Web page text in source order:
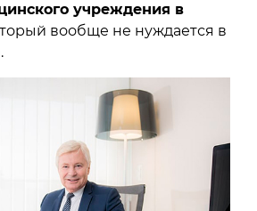
учреждения в
вообще не нуждается в